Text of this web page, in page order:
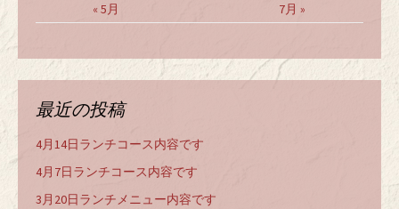
« 5月 7月 »
最近の投稿
4月14日ランチコース内容です
4月7日ランチコース内容です
3月20日ランチメニュー内容です